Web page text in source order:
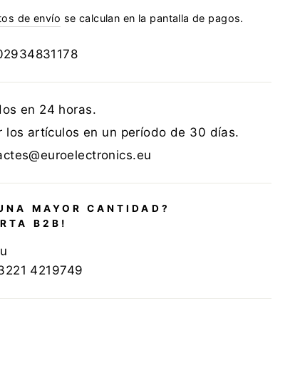
de envío se calculan en la pantalla de pagos.
en 24 horas.
los artículos en un período de 30 días.
MAYOR CANTIDAD?
B2B!
4219749